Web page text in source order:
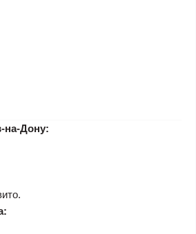
на-Дону: